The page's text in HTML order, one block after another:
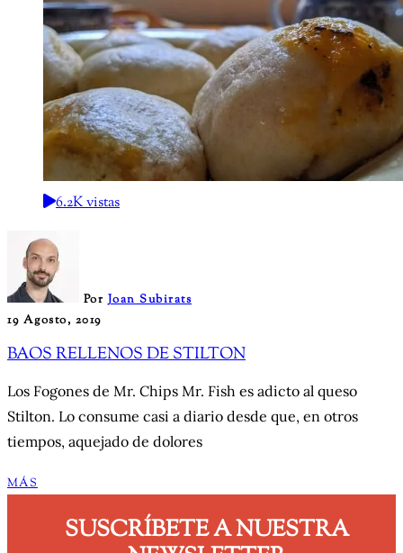
6.2K vistas
PorJoan Subirats
19 Agosto, 2019
BAOS RELLENOS DE STILTON
Los Fogones de Mr. Chips Mr. Fish es adicto al queso
Stilton. Lo consume casi a diario desde que, en otros
tiempos, aquejado de dolores
MÁS
SUSCRÍBETE A NUESTRA